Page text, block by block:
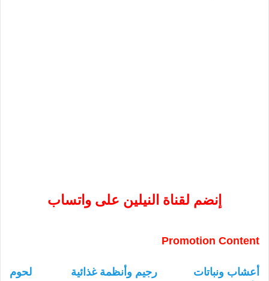
إنضم لقناة النيلين على واتساب
Promotion Content
أعشاب ونباتات رجيم وأنظمة غذائية
لحوم